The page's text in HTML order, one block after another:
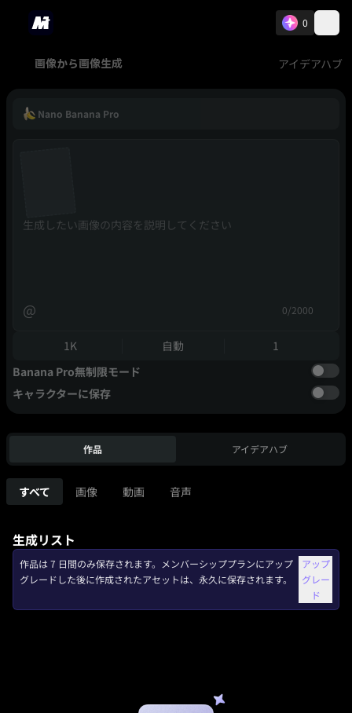
0
画像から画像生成 アイデアハブ
Nano Banana Pro
@ 0/2000
1K 自動
1
Banana Pro無制限モード
キャラクターに保存
作品 アイデアハブ
すべて 画像 動画 音声
生成リスト
作品は 7 日間のみ保存されます。メンバーシッププランにアップ
グレードした後に作成されたアセットは、永久に保存されます。
アップ
グレー
ド